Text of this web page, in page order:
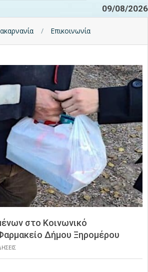
09/08/2026
Επικοινωνία
στο Κοινωνικό
Δήμου Ξηρομέρου